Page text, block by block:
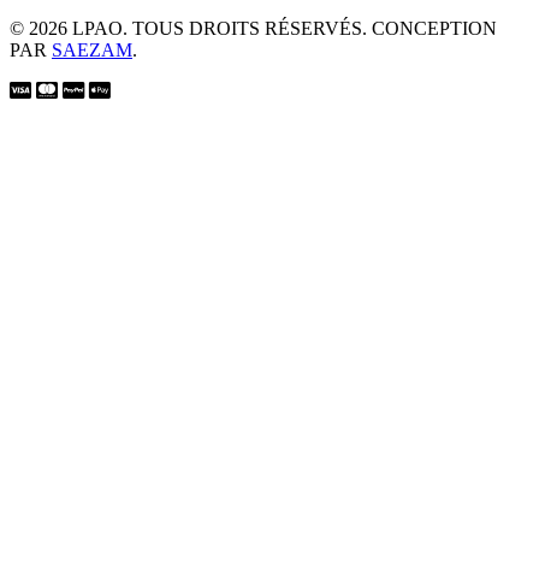
© 2026 LPAO. TOUS DROITS RÉSERVÉS. CONCEPTION
PAR SAEZAM.